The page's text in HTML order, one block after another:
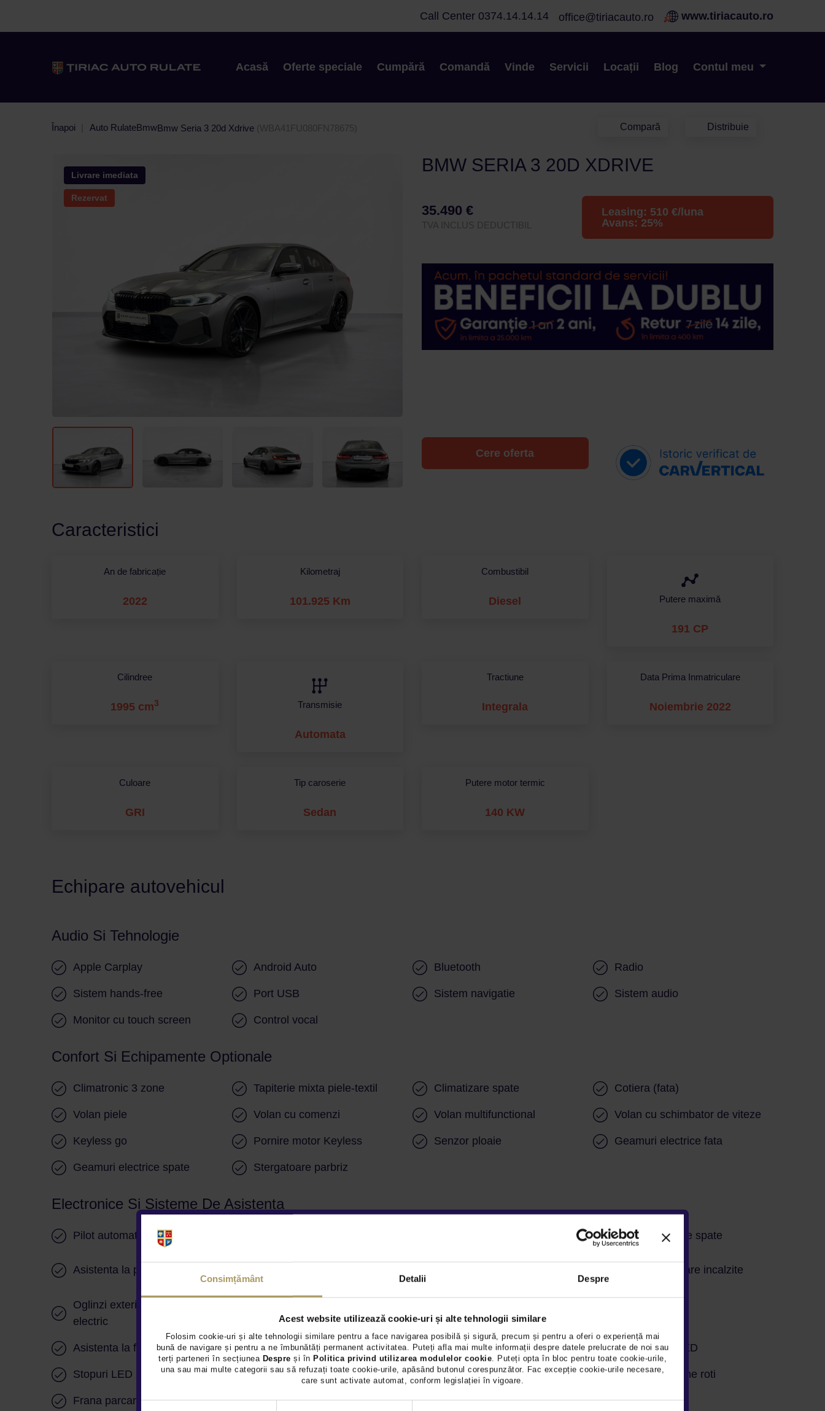
Consimțământ Detalii Despre
Acest website utilizează cookie-uri și alte tehnologii similare
Folosim cookie-uri și alte tehnologii similare pentru a face navigarea posibilă și sigură, precum și pentru a oferi o experiență mai
bună de navigare și pentru a ne îmbunătăți permanent activitatea. Puteți afla mai multe informații despre datele prelucrate de noi sau
terți parteneri în secțiunea Despre și în Politica privind utilizarea modulelor cookie. Puteți opta în bloc pentru toate cookie-urile,
una sau mai multe categorii sau să refuzați toate cookie-urile, apăsând butonul corespunzător. Fac excepție cookie-urile necesare,
care sunt activate automat, conform legislației în vigoare.
Call Center 0374.14.14.14 office@tiriacauto.ro www.tiriacauto.ro
Acasă Oferte speciale Cumpără Comandă Vinde Servicii Locații Blog Contul meu
Înapoi Auto RulateBmwBmw Seria 3 20d Xdrive (WBA41FU080FN78675) Compară Distribuie
Livrare imediata
Rezervat
BMW SERIA 3 20D XDRIVE
35.490 €
TVA INCLUS DEDUCTIBIL
Leasing: 510 €/luna
Avans: 25%
Cere oferta
Caracteristici
An de fabricație
2022
Kilometraj
101.925 Km
Combustibil
Diesel Putere maximă
191 CP
Cilindree
1995 cm3 Transmisie
Automata
Tractiune
Integrala
Data Prima Inmatriculare
Noiembrie 2022
Culoare
GRI
Tip caroserie
Sedan
Putere motor termic
140 KW
Echipare autovehicul
Audio Si Tehnologie
Apple Carplay Android Auto Bluetooth Radio
Sistem hands-free Port USB Sistem navigatie Sistem audio
Monitor cu touch screen Control vocal
Confort Si Echipamente Optionale
Climatronic 3 zone Tapiterie mixta piele-textil Climatizare spate Cotiera (fata)
Volan piele Volan cu comenzi Volan multifunctional Volan cu schimbator de viteze
Keyless go Pornire motor Keyless Senzor ploaie Geamuri electrice fata
Geamuri electrice spate Stergatoare parbriz
Electronice Si Sisteme De Asistenta
Pilot automat Senzori parcare spate
Asistenta la parcare
Oglinzi exterioare cu reglare
Oglinzi exterioare incalzite
Oglinzi exterioare rabatabile
electric
Lane assist Controlul distantei
Asistenta la franare Controlul tractiunii Asistenta in rampa Lumini de zi LED
Stopuri LED Iluminare interioara LED Sistem Start/Stop Senzori presiune roti
Frana parcare electrica Servodirectie Siguranta ABS